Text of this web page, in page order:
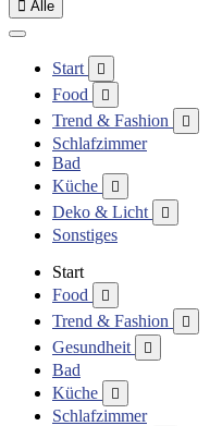
 Alle
Start 
Food 
Trend & Fashion 
Schlafzimmer
Bad
Küche

Deko & Licht 
Sonstiges
Start
Food

Trend & Fashion 
Gesundheit 
Bad
Küche

Schlafzimmer